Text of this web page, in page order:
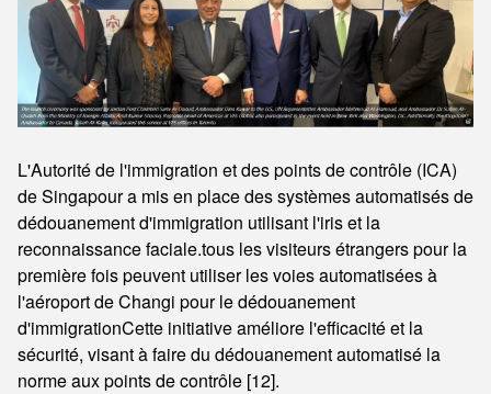
L'Autorité de l'immigration et des points de contrôle (ICA)
de Singapour a mis en place des systèmes automatisés de
dédouanement d'immigration utilisant l'iris et la
reconnaissance faciale.tous les visiteurs étrangers pour la
première fois peuvent utiliser les voies automatisées à
l'aéroport de Changi pour le dédouanement
d'immigrationCette initiative améliore l'efficacité et la
sécurité, visant à faire du dédouanement automatisé la
norme aux points de contrôle [12].